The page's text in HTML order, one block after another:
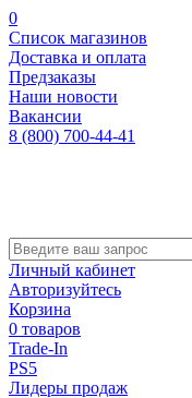
0
Список магазинов
Доставка и оплата
Предзаказы
Наши новости
Вакансии
8 (800) 700-44-41
Личный кабинет
Авторизуйтесь
Корзина
0 товаров
Trade-In
PS5
Лидеры продаж